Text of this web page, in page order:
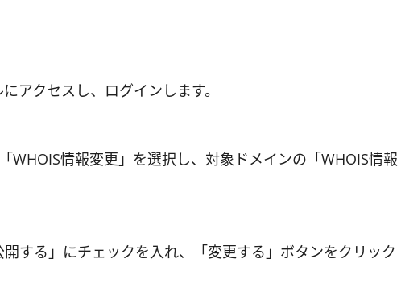
アクセスし、ログインします。
WHOIS情報変更」を選択し、対象ドメインの「WHOIS情報
開する」にチェックを入れ、「変更する」ボタンをクリック